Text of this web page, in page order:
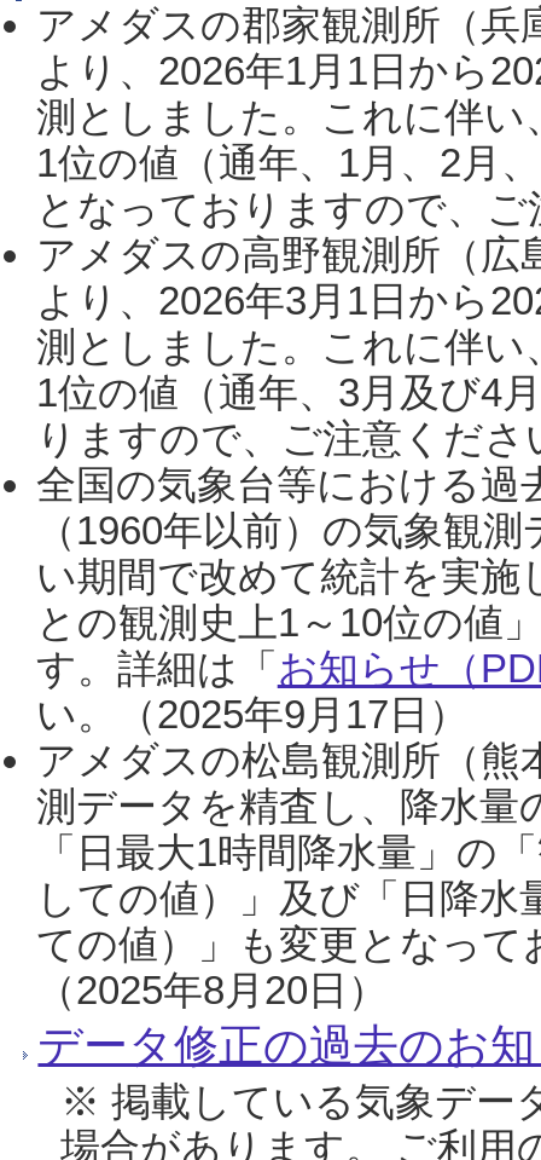
アメダスの郡家観測所（
より、2026年1月1日から
測としました。これに伴い
1位の値（通年、1月、2月
となっておりますので、
アメダスの高野観測所（
より、2026年3月1日から
測としました。これに伴い
1位の値（通年、3月及び4
りますので、ご注意くだ
全国の気象台等における過
（1960年以前）の気象観
い期間で改めて統計を実
との観測史上1～10位の値
す。詳細は「 お知らせ（
い。（2025年9月17日）
アメダスの松島観測所（熊
測データを精査し、降水
「日最大1時間降水量」の
しての値）」及び「日降
ての値）」も変更となっ
（2025年8月20日）
データ修正の過去のお
※ 掲載している気象デー
場合があります。 ご利用